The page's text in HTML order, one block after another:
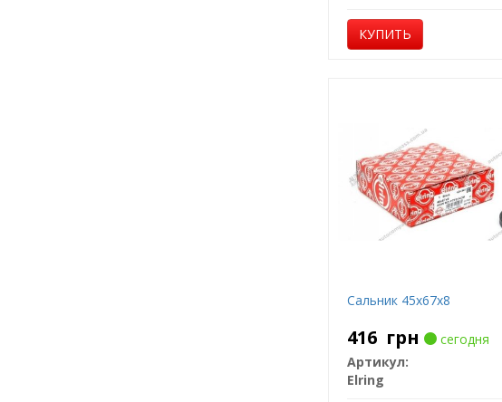
КУПИТЬ
Сальник 45x67x8
416 грн
сегодня
Артикул:
Elring